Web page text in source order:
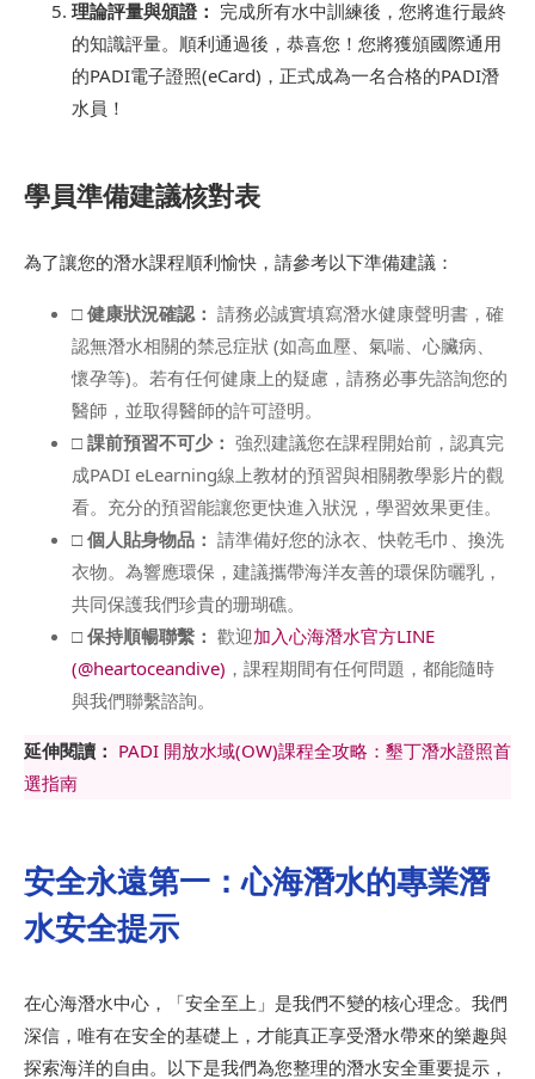
理論評量與頒證： 完成所有水中訓練後，您將進行最終
的知識評量。順利通過後，恭喜您！您將獲頒國際通用
的PADI電子證照(eCard)，正式成為一名合格的PADI潛
水員！
學員準備建議核對表
為了讓您的潛水課程順利愉快，請參考以下準備建議：
□ 健康狀況確認： 請務必誠實填寫潛水健康聲明書，確
認無潛水相關的禁忌症狀 (如高血壓、氣喘、心臟病、
懷孕等)。若有任何健康上的疑慮，請務必事先諮詢您的
醫師，並取得醫師的許可證明。
□ 課前預習不可少： 強烈建議您在課程開始前，認真完
成PADI eLearning線上教材的預習與相關教學影片的觀
看。充分的預習能讓您更快進入狀況，學習效果更佳。
□ 個人貼身物品： 請準備好您的泳衣、快乾毛巾、換洗
衣物。為響應環保，建議攜帶海洋友善的環保防曬乳，
共同保護我們珍貴的珊瑚礁。
□ 保持順暢聯繫： 歡迎加入心海潛水官方LINE
(@heartoceandive) ，課程期間有任何問題，都能隨時
與我們聯繫諮詢。
延伸閱讀： PADI 開放水域(OW)課程全攻略：墾丁潛水證照首
選指南
安全永遠第一：心海潛水的專業潛
水安全提示
在心海潛水中心，「安全至上」是我們不變的核心理念。我們
深信，唯有在安全的基礎上，才能真正享受潛水帶來的樂趣與
探索海洋的自由。以下是我們為您整理的潛水安全重要提示，